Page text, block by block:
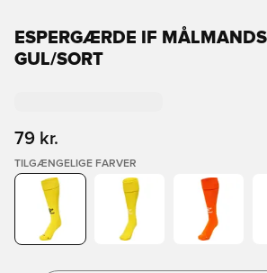
ESPERGÆRDE IF
GUL/SORT
79 kr.
TILGÆNGELIGE FARVER